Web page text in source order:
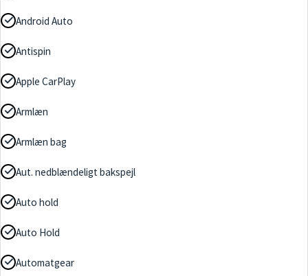
Android Auto
Antispin
Apple CarPlay
Armlæn
Armlæn bag
Aut. nedblændeligt bakspejl
Auto hold
Auto Hold
Automatgear